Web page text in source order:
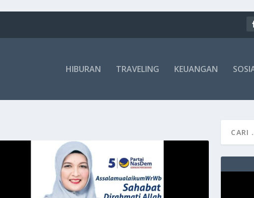
HIBURAN TRAVELING KEUANGAN